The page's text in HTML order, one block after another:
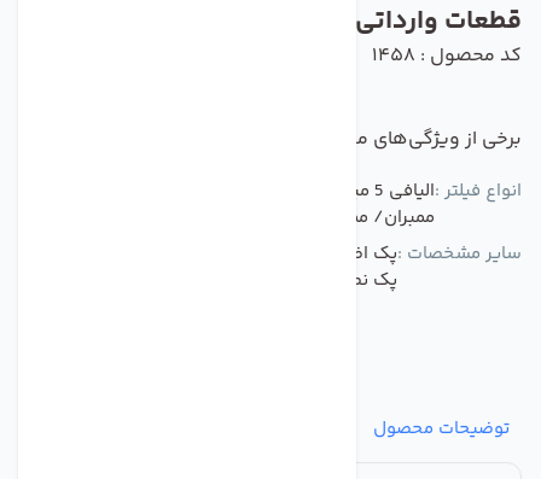
قطعات وارداتی
کد محصول : 1458
برخی از ویژگی‌های مهم این محصول :
انواع فیلتر :
الیافی 5 میکرون /کربن فعال/ کربن فشرده/ محافظ
ممبران/ ممبران /پست کربن /مینرال
سایر مشخصات :پک اضافی فیلتر به همرا دستگاه تی دی اس متر و
پک نصب
توضیحات محصول